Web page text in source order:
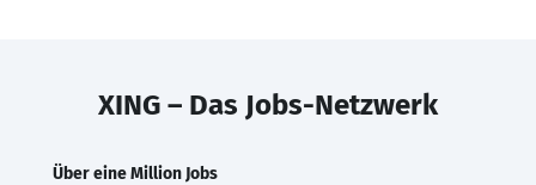
XING – Das Jobs-Netzwerk
Über eine Million Jobs